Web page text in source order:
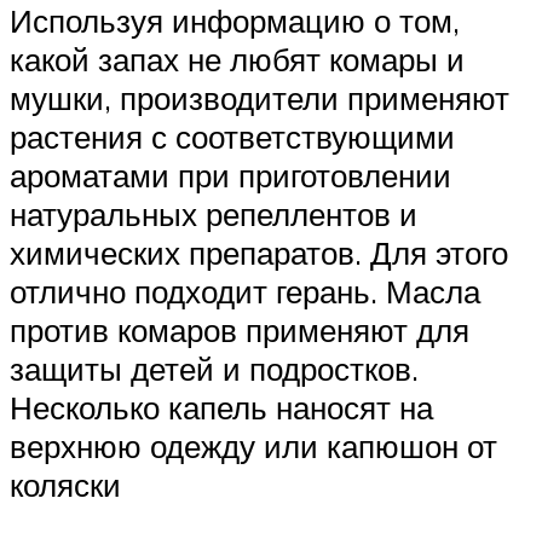
Используя информацию о том,
какой запах не любят комары и
мушки, производители применяют
растения с соответствующими
ароматами при приготовлении
натуральных репеллентов и
химических препаратов. Для этого
отлично подходит герань. Масла
против комаров применяют для
защиты детей и подростков.
Несколько капель наносят на
верхнюю одежду или капюшон от
коляски